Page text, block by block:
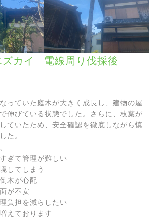
カイ
電線周り伐採後
っていた庭木が大きく成長し、建物の屋
伸びている状態でした。さらに、枝葉が
ていたため、安全確認を徹底しながら慎
た。
ぎて管理が難しい
してしまう
木が心配
が不安
負担を減らしたい
えております